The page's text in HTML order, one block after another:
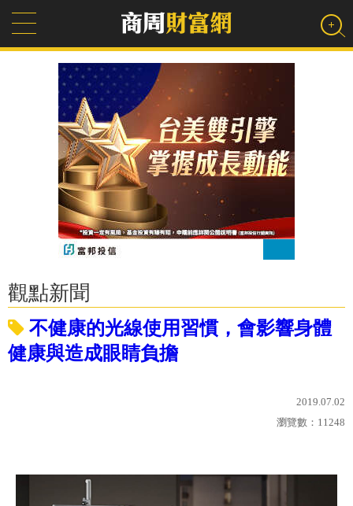
觀點新聞
不健康的光線使用習慣，會影響身體
健康與造成眼睛負擔
2019.07.02
瀏覽數： 11248